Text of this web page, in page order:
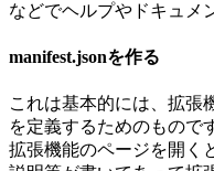
などでヘルプやドキュメ
manifest.jsonを作る
これは基本的には、拡張
を定義するためのもので
拡張機能のページを開く